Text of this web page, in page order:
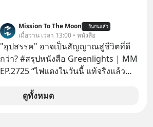
Mission To The Moon ยืนยันแล้ว
เมื่อวาน เวลา 13:00 • หนังสือ
"อุปสรรค" อาจเป็นสัญญาณสู่ชีวิตที่ดี
กว่า? #สรุปหนังสือ Greenlights | MM
EP.2725 “ไฟแดงในวันนี้ แท้จริงแล้ว
เปลี่ยนสี” McConaughey ดาราดาวรุ่ง
ดูทั้งหมด